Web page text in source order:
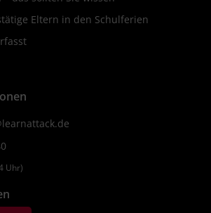
Eltern in den Schulferien
Uhr)